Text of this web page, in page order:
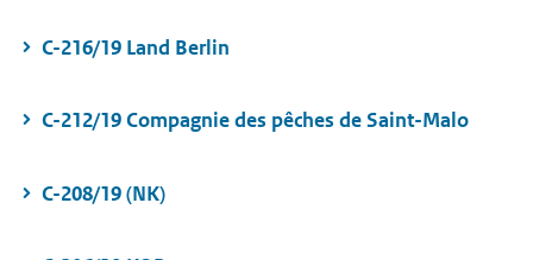
C-216/19 Land Berlin
C-212/19 Compagnie des pêches de Saint-Malo
C-208/19 (NK)